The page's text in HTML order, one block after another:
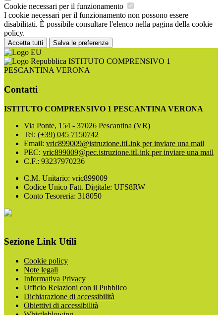
Cookie necessari per il funzionamento
I cookie necessari per il funzionamento non possono essere
disabilitati. È possibile consultare l'elenco nella pagina della cookie
policy.
Accetta tutti Salva le preferenze
ISTITUTO COMPRENSIVO 1
PESCANTINA VERONA
Contatti
ISTITUTO COMPRENSIVO 1 PESCANTINA VERONA
Via Ponte, 154 - 37026 Pescantina (VR)
Tel: (+39) 045 7150742
Email: vric899009@istruzione.itLink per inviare una mail
PEC: vric899009@pec.istruzione.itLink per inviare una mail
C.F.: 93237970236
C.M. Unitario: vric899009
Codice Unico Fatt. Digitale: UFS8RW
Conto Tesoreria: 318050
Sezione Link Utili
Cookie policy
Note legali
Informativa Privacy
Ufficio Relazioni con il Pubblico
Dichiarazione di accessibilità
Obiettivi di accessibilità